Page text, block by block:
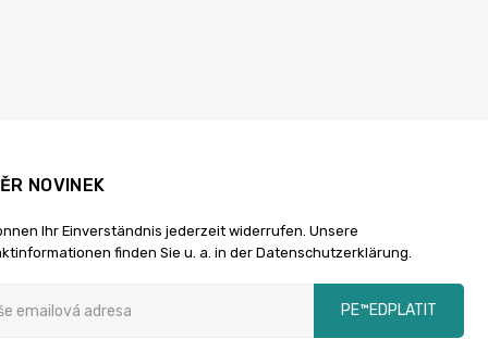
NOVINEK
Ihr Einverständnis jederzeit widerrufen. Unsere
finden Sie u. a. in der Datenschutzerklärung.
PЕ™EDPLATIT